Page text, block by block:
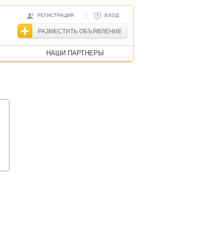
РЕГИСТРАЦИЯ | ВХОД
РАЗМЕСТИТЬ ОБЪЯВЛЕНИЕ
НАШИ ПАРТНЕРЫ